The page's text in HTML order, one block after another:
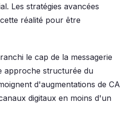
Les stratégies avancées
réalité pour être
le cap de la messagerie
approche structurée du
d'augmentations de CA
digitaux en moins d'un